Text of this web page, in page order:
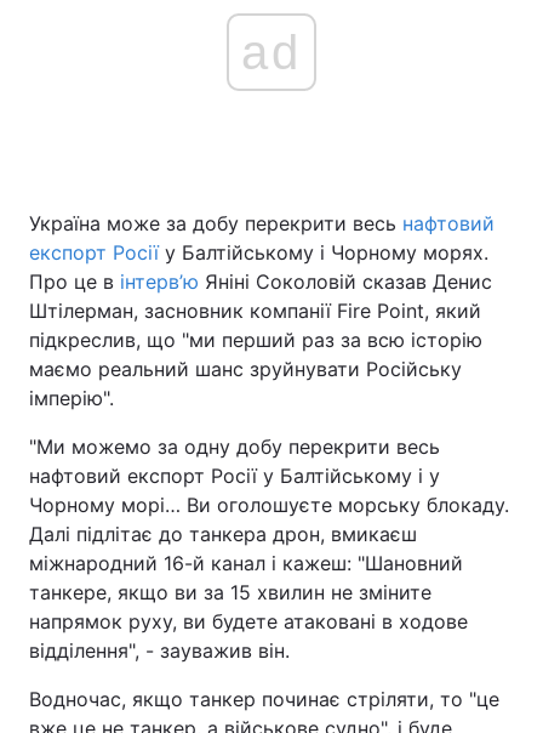
ad
Україна може за добу перекрити весь нафтовий
експорт Росіїу Балтійському і Чорному морях.
Про це в інтерв’ю Яніні Соколовій сказав Денис
Штілерман, засновник компанії Fire Point, який
підкреслив, що "ми перший раз за всю історію
маємо реальний шанс зруйнувати Російську
імперію".
"Ми можемо за одну добу перекрити весь
нафтовий експорт Росії у Балтійському і у
Чорному морі… Ви оголошуєте морську блокаду.
Далі підлітає до танкера дрон, вмикаєш
міжнародний 16-й канал і кажеш: "Шановний
танкере, якщо ви за 15 хвилин не зміните
напрямок руху, ви будете атаковані в ходове
відділення", - зауважив він.
Водночас, якщо танкер починає стріляти, то "це
вже це не танкер, а військове судно", і буде